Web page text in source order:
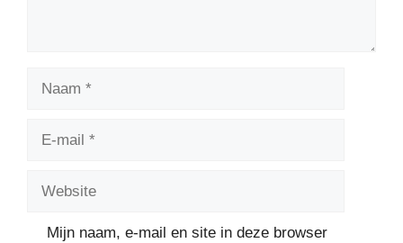
Mijn naam, e-mail en site in deze browser